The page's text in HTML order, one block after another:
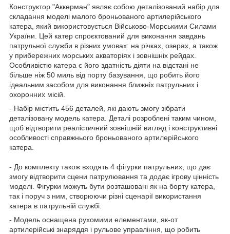
Конструктор "Аккерман" являє собою деталізований набір для
складання моделі малого броньованого артилерійського
катера, який використовується Військово-Морськими Силами
України. Цей катер спроєктований для виконання завдань
патрульної служби в різних умовах: на річках, озерах, а також
у прибережних морських акваторіях і зовнішніх рейдах.
Особливістю катера є його здатність діяти на відстані не
більше ніж 50 миль від порту базування, що робить його
ідеальним засобом для виконання ближніх патрульних і
охоронних місій.
- Набір містить 456 деталей, які дають змогу зібрати
деталізовану модель катера. Деталі розроблені таким чином,
щоб відтворити реалістичний зовнішній вигляд і конструктивні
особливості справжнього броньованого артилерійського
катера.
- До комплекту також входять 4 фігурки патрульних, що дає
змогу відтворити сцени патрулювання та додає ігрову цінність
моделі. Фігурки можуть бути розташовані як на борту катера,
так і поруч з ним, створюючи різні сценарії використання
катера в патрульній службі.
- Модель оснащена рухомими елементами, як-от
артилерійські знаряддя і рульове управління, що робить